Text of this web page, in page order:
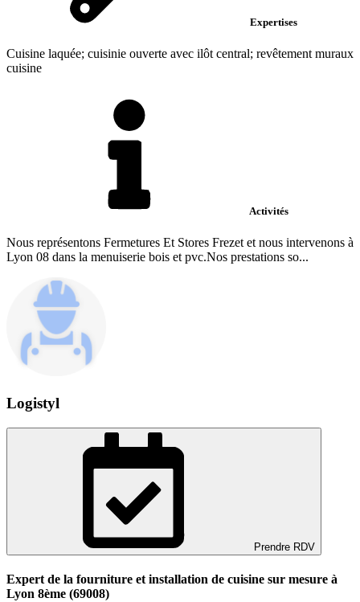
Expertises
Cuisine laquée; cuisinie ouverte avec ilôt central; revêtement muraux
cuisine
Activités
Nous représentons Fermetures Et Stores Frezet et nous intervenons à
Lyon 08 dans la menuiserie bois et pvc.Nos prestations so...
Logistyl
Prendre RDV
Expert de la fourniture et installation de cuisine sur mesure à
Lyon 8ème (69008)